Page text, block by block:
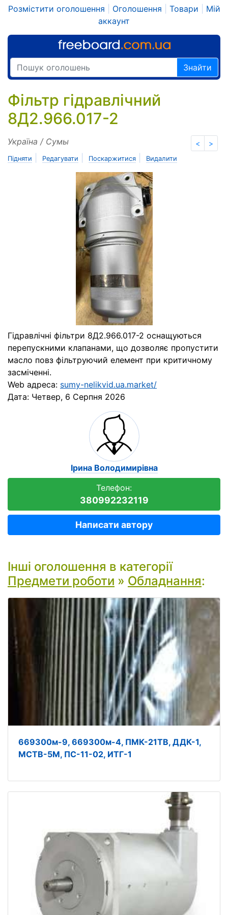
Розмістити оголошення Оголошення Товари
Мій
аккаунт
Знайти
Фільтр гідравлічний
8Д2.966.017-2
< >
Україна / Сумы
Підняти Редагувати Поскаржитися Видалити
Гідравлічні фільтри 8Д2.966.017-2 оснащуються
перепускними клапанами, що дозволяє пропустити
масло повз фільтруючий елемент при критичному
засміченні.
Web адреса: sumy-nelikvid.ua.market/
Дата: Четвер, 6 Серпня 2026
Ірина Володимирівна
Телефон:
380992232119
Написати автору
Інші оголошення в категорії
Предмети роботи » Обладнання:
669300м-9, 669300м-4, ПМК-21ТВ, ДДК-1,
МСТВ-5М, ПС-11-02, ИТГ-1